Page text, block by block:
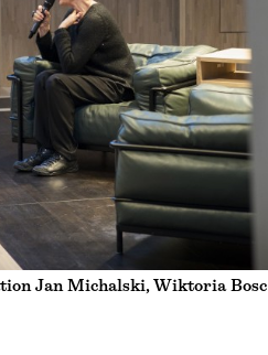
Jan Michalski, Wiktoria Bosc